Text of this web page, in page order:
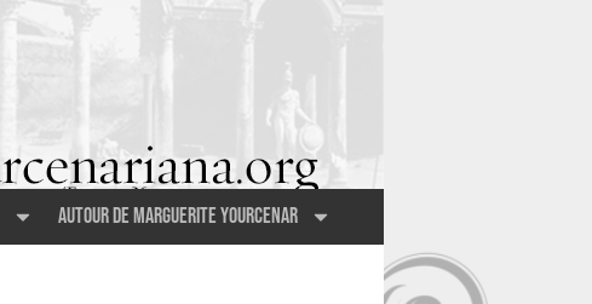
Autour de Marguerite Yourcenar